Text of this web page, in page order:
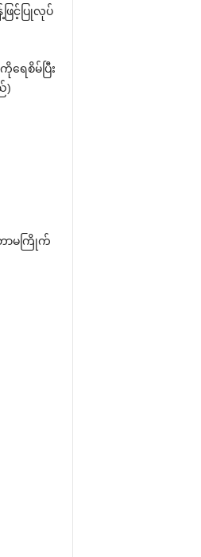
ြင့်ပြုလုပ်
ေစိမ်ပြီး
)
တာမကြိုက်